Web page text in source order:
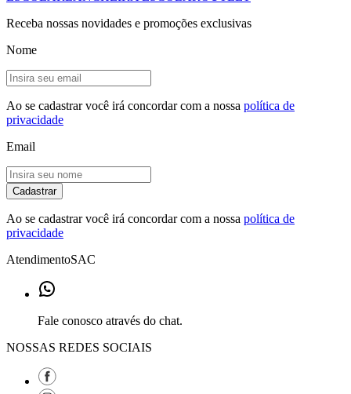
Receba nossas novidades e promoções exclusivas
Nome
Ao se cadastrar você irá concordar com a nossa política de
privacidade
Email
Cadastrar
Ao se cadastrar você irá concordar com a nossa política de
privacidade
AtendimentoSAC
Fale conosco através do chat.
NOSSAS REDES SOCIAIS